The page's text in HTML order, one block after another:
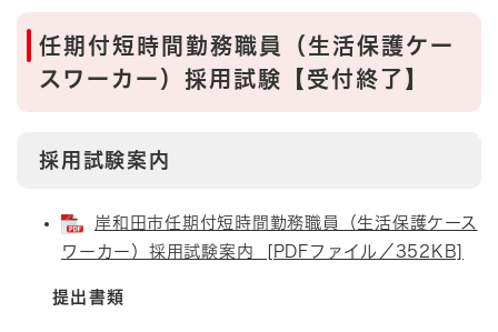
任期付短時間勤務職員（生活保護ケー
スワーカー）採用試験【受付終了】
採用試験案内
岸和田市任期付短時間勤務職員（生活保護ケース
ワーカー）採用試験案内 [PDFファイル／352KB]
提出書類